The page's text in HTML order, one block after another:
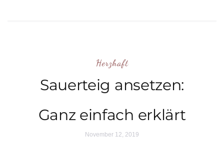
Herzhaft
Sauerteig ansetzen:
Ganz einfach erklärt
November 12, 2019